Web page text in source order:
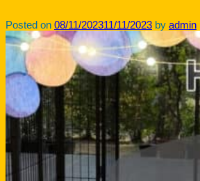
Posted on 08/11/202311/11/2023 by admin